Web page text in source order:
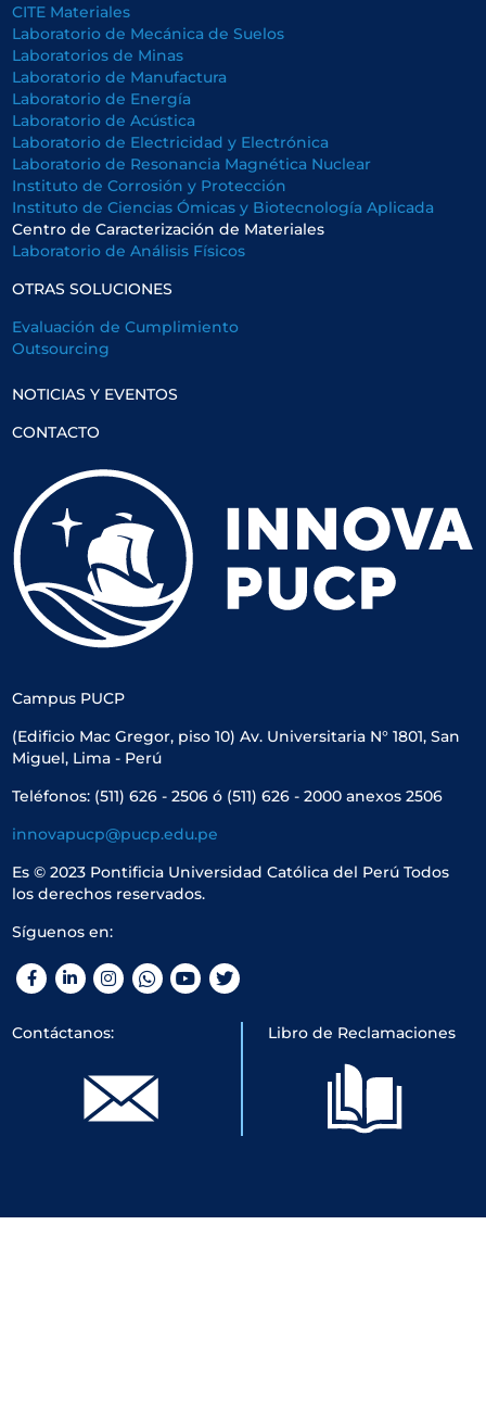
CITE Materiales
Laboratorio de Mecánica de Suelos
Laboratorios de Minas
Laboratorio de Manufactura
Laboratorio de Energía
Laboratorio de Acústica
Laboratorio de Electricidad y Electrónica
Laboratorio de Resonancia Magnética Nuclear
Instituto de Corrosión y Protección
Instituto de Ciencias Ómicas y Biotecnología Aplicada
Centro de Caracterización de Materiales
Laboratorio de Análisis Físicos
OTRAS SOLUCIONES
Evaluación de Cumplimiento
Outsourcing
NOTICIAS Y EVENTOS
CONTACTO
Campus PUCP
(Edificio Mac Gregor, piso 10) Av. Universitaria N° 1801, San
Miguel, Lima - Perú
Teléfonos: (511) 626 - 2506 ó (511) 626 - 2000 anexos 2506
innovapucp@pucp.edu.pe
Es © 2023 Pontificia Universidad Católica del Perú Todos
los derechos reservados.
Síguenos en:
Facebook
LinkedInInstagramWhatsApp
YouTubeTwitter
Contáctanos: Libro de Reclamaciones